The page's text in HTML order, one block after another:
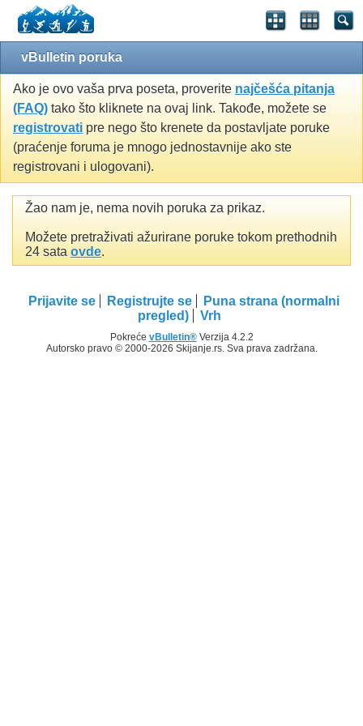
vBulletin poruka
Ako je ovo vaša prva poseta, proverite najčešća pitanja
(FAQ) tako što kliknete na ovaj link. Takođe, možete se
registrovati pre nego što krenete da postavljate poruke
(praćenje foruma je mnogo jednostavnije ako ste
registrovani i ulogovani).
Žao nam je, nema novih poruka za prikaz.
Možete pretraživati ažurirane poruke tokom prethodnih
24 sata ovde.
Prijavite se Registrujte se
Puna strana (normalni
pregled)
Vrh
Pokreće vBulletin®Verzija 4.2.2
Autorsko pravo © 2000-2026 Skijanje.rs. Sva prava zadržana.